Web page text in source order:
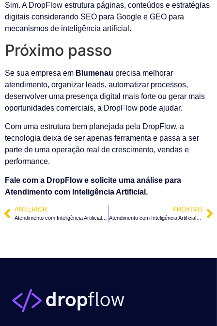
Sim. A DropFlow estrutura páginas, conteúdos e estratégias
digitais considerando SEO para Google e GEO para
mecanismos de inteligência artificial.
Próximo passo
Se sua empresa em Blumenau precisa melhorar
atendimento, organizar leads, automatizar processos,
desenvolver uma presença digital mais forte ou gerar mais
oportunidades comerciais, a DropFlow pode ajudar.
Com uma estrutura bem planejada pela DropFlow, a
tecnologia deixa de ser apenas ferramenta e passa a ser
parte de uma operação real de crescimento, vendas e
performance.
Fale com a DropFlow e solicite uma análise para
Atendimento com Inteligência Artificial.
ANTERIOR PRÓXIMO
Atendimento com Inteligência Artificial em Apiúna – SC